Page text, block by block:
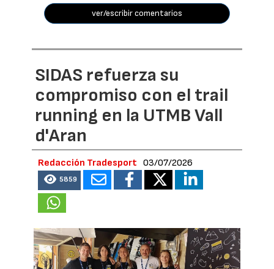
ver/escribir comentarios
SIDAS refuerza su
compromiso con el trail
running en la UTMB Vall
d'Aran
Redacción Tradesport 03/07/2026
5859